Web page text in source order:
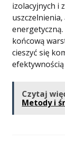
izolacyjnych i
energetyczną.
końcową
cieszyć się
Czytaj
Metody i